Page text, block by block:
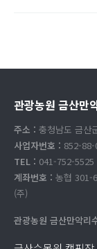
관광농원 금산만
주소 : 충청남도 금산
사업자번호 : 852-88-
TEL : 041-752-5525
계좌번호 : 농협 301-
(주)
관광농원 금산만악리